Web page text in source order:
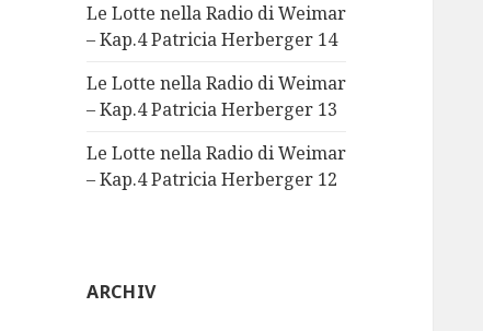
Le Lotte nella Radio di Weimar
– Kap.4 Patricia Herberger 14
Le Lotte nella Radio di Weimar
– Kap.4 Patricia Herberger 13
Le Lotte nella Radio di Weimar
– Kap.4 Patricia Herberger 12
ARCHIV